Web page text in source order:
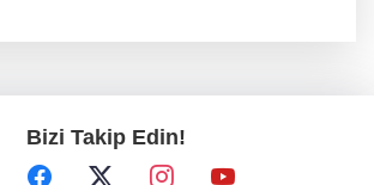
Zafer Partisi Genel Başkanı Özdağ:
eminim."!
Bizi Takip Edin!